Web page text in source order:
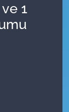
1